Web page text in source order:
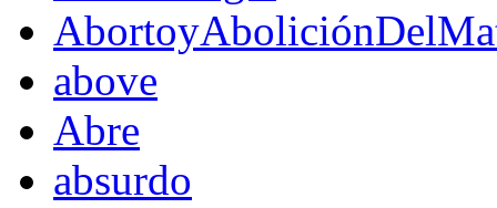
above
Abre
absurdo